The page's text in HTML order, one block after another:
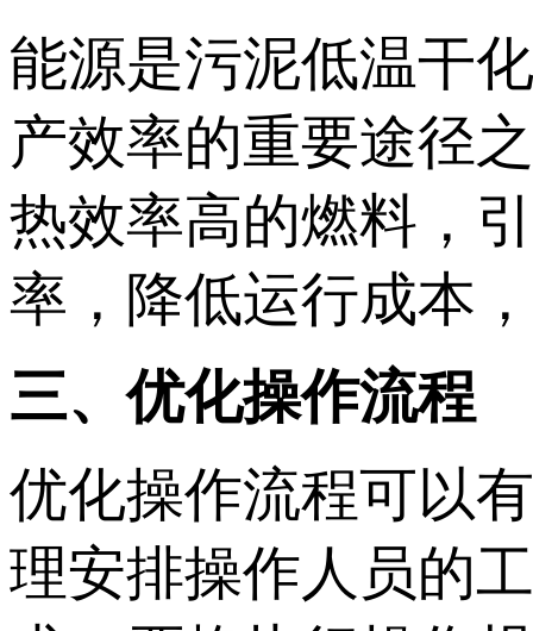
能源是污泥低温干
产效率的重要途径
热效率高的燃料，
率，降低运行成本
三、优化操作流程
优化操作流程可以
理安排操作人员的